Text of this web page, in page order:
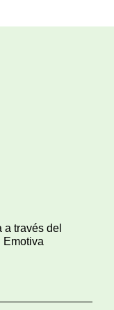
través del
Emotiva